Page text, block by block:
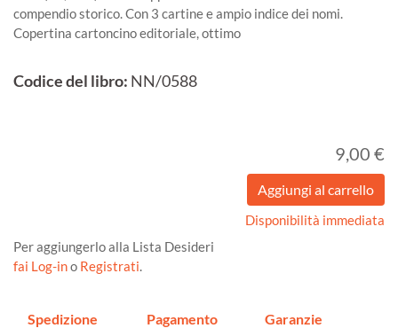
compendio storico. Con 3 cartine e ampio indice dei nomi.
Copertina cartoncino editoriale, ottimo
Codice del libro: NN/0588
9,00 €
Disponibilità immediata
Per aggiungerlo alla Lista Desideri
fai Log-ino Registrati.
Spedizione Pagamento Garanzie